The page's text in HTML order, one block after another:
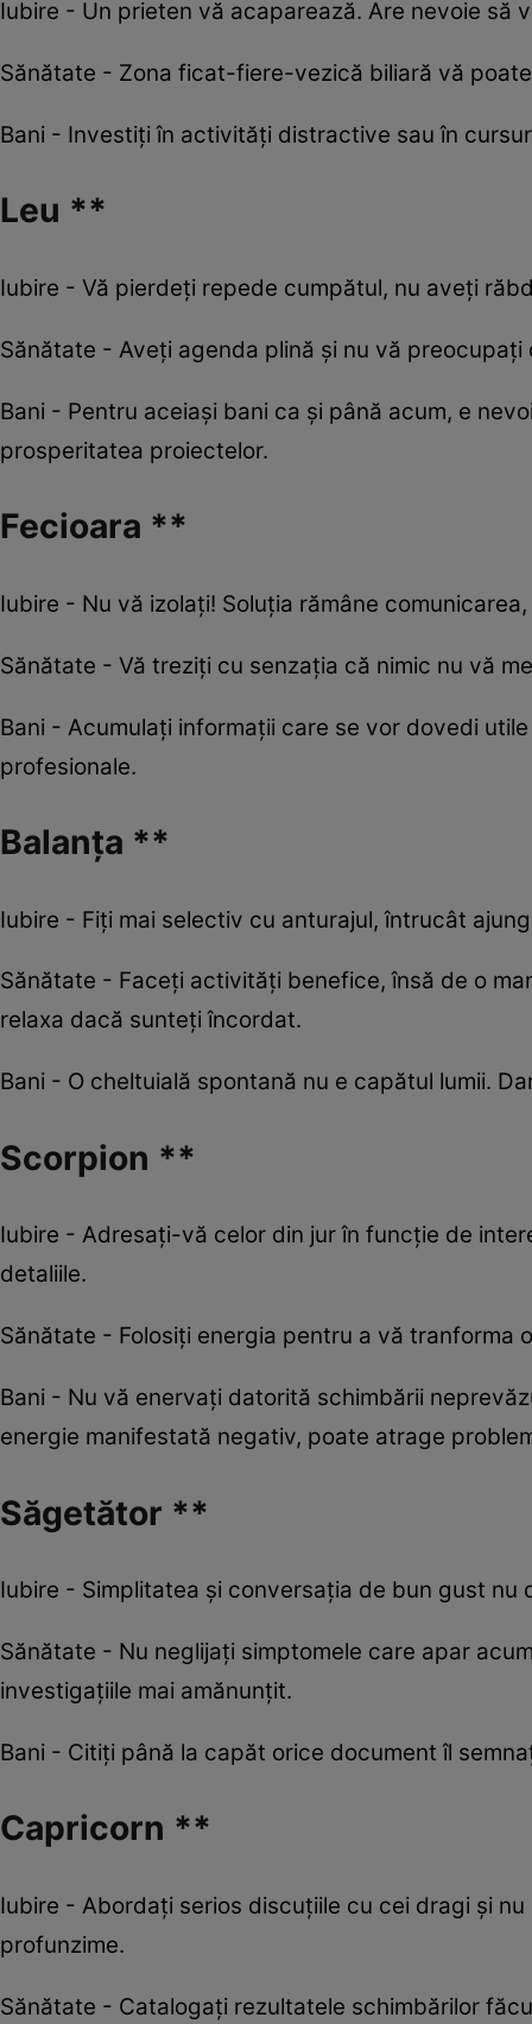
Iubire - Un prieten vă acaparează. Are nevoie să
Sănătate - Zona ficat-fiere-vezică biliară vă
Bani - Investiţi în activităţi distractive sau în
Leu **
Iubire - Vă pierdeți repede cumpătul, nu aveți
Sănătate - Aveți agenda plină și nu vă
Bani - Pentru aceiași bani ca și până acum, e
prosperitatea proiectelor.
Fecioara **
Iubire - Nu vă izolați! Soluția rămâne
Sănătate - Vă treziți cu senzația că nimic nu vă
Bani - Acumulați informații care se vor dovedi
profesionale.
Balanța **
Iubire - Fiţi mai selectiv cu anturajul, întrucât
Sănătate - Faceţi activităţi benefice, însă de o
relaxa dacă sunteți încordat.
Bani - O cheltuială spontană nu e capătul lumii.
Scorpion **
Iubire - Adresaţi-vă celor din jur în funcţie de
detaliile.
Sănătate - Folosiţi energia pentru a vă tranforma
Bani - Nu vă enervaţi datorită schimbării
energie manifestată negativ, poate atrage
Săgetător **
Iubire - Simplitatea şi conversaţia de bun gust
Sănătate - Nu neglijaţi simptomele care apar
investigațiile mai amănunţit.
Bani - Citiţi până la capăt orice document îl
Capricorn **
Iubire - Abordați serios discuțiile cu cei dragi și
profunzime.
Sănătate - Catalogați rezultatele schimbărilor